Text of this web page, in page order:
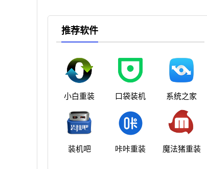
推荐软件
小白重装 口袋装机 系统之家
装机吧 咔咔重装 魔法猪重装